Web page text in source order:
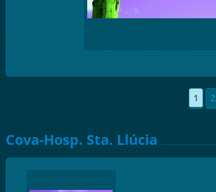
1 2
Cova-Hosp. Sta. Llúcia